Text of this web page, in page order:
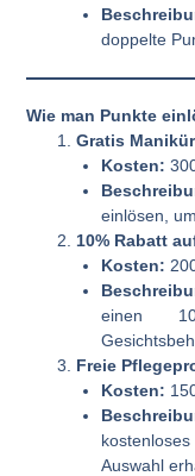
doppelte
Wie man Punkte
Gratis
Kosten:
einlösen,
10% Rabatt
Kosten:
einen
Freie
Kosten:
Auswahl